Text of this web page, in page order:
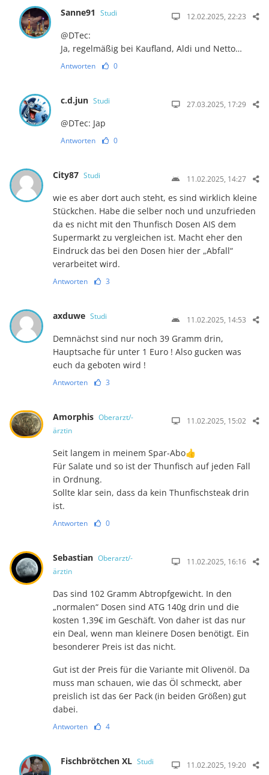
Sanne91 Studi 12.02.2025, 22:23
@DTec:
Ja, regelmäßig bei Kaufland, Aldi und Netto…
Antworten 0
c.d.jun Studi 27.03.2025, 17:29
@DTec: Jap
Antworten 0
City87 Studi 11.02.2025, 14:27
wie es aber dort auch steht, es sind wirklich kleine
Stückchen. Habe die selber noch und unzufrieden
da es nicht mit den Thunfisch Dosen AIS dem
Supermarkt zu vergleichen ist. Macht eher den
Eindruck das bei den Dosen hier der „Abfall“
verarbeitet wird.
Antworten 3
axduwe Studi 11.02.2025, 14:53
Demnächst sind nur noch 39 Gramm drin,
Hauptsache für unter 1 Euro ! Also gucken was
euch da geboten wird !
Antworten 3
Amorphis Oberarzt/-
ärztin
11.02.2025, 15:02
Seit langem in meinem Spar-Abo👍
Für Salate und so ist der Thunfisch auf jeden Fall
in Ordnung.
Sollte klar sein, dass da kein Thunfischsteak drin
ist.
Antworten 0
Sebastian Oberarzt/-
ärztin
11.02.2025, 16:16
Das sind 102 Gramm Abtropfgewicht. In den
„normalen“ Dosen sind ATG 140g drin und die
kosten 1,39€ im Geschäft. Von daher ist das nur
ein Deal, wenn man kleinere Dosen benötigt. Ein
besonderer Preis ist das nicht.
Gut ist der Preis für die Variante mit Olivenöl. Da
muss man schauen, wie das Öl schmeckt, aber
preislich ist das 6er Pack (in beiden Größen) gut
dabei.
Antworten 4
Fischbrötchen XL Studi 11.02.2025, 19:20